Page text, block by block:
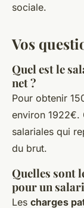
sociale.
Vos
Quel est le
net ?
Pour obtenir
environ 1922€.
salariales qui
du brut.
Quelles sont
pour un
Les charges